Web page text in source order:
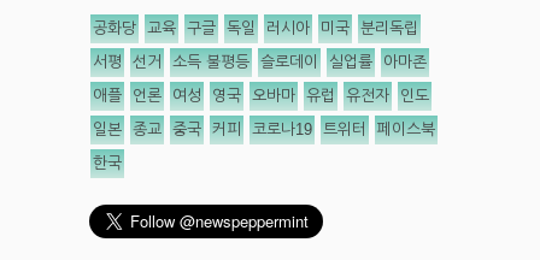
공화당 교육 구글 독일 러시아 미국 분리독립
서평 선거 소득 불평등 슬로데이 실업률 아마존
애플 언론 여성 영국 오바마 유럽 유전자 인도
일본 종교 중국 커피 코로나19 트위터 페이스북
한국